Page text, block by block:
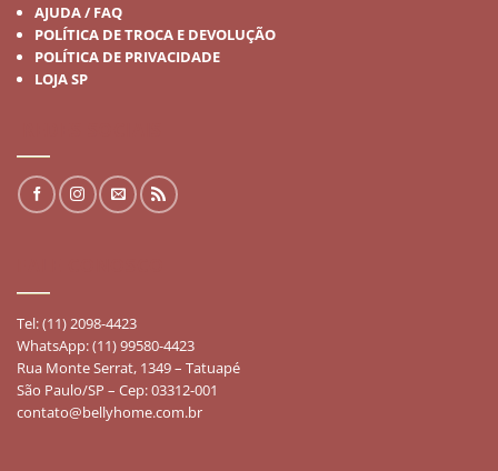
AJUDA / FAQ
POLÍTICA DE TROCA E DEVOLUÇÃO
POLÍTICA DE PRIVACIDADE
LOJA SP
Tel: (11) 2098-4423
WhatsApp: (11) 99580-4423
Rua Monte Serrat, 1349 – Tatuapé
São Paulo/SP – Cep: 03312-001
contato@bellyhome.com.br